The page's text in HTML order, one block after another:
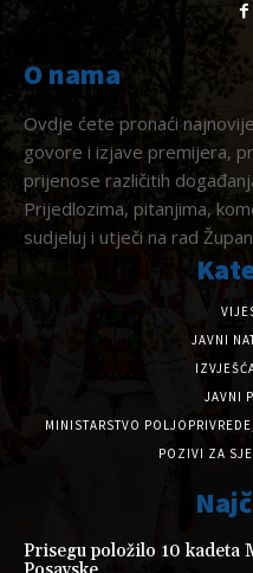
O nama
Ovdje ćete pronaći
govore i izjave premijera,
prijenose različitih
Prijedlozima, pitanjima,
sudjeluj i utječi na rad
JAVNI
JAVNI
MINISTARSTVO
POZIVI ZA
Prisegu položilo 10 kadeta